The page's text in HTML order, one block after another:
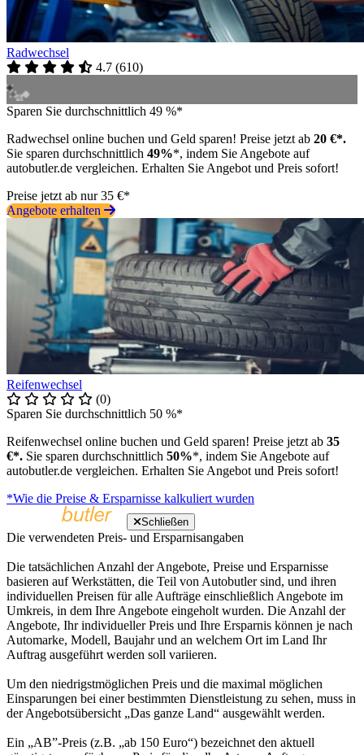
Radwechsel
4.7 (610)
Sparen Sie durchschnittlich 49 %*
Radwechsel online buchen und Geld sparen! Preise jetzt ab 20 €*.
Sie sparen durchschnittlich 49%*, indem Sie Angebote auf
autobutler.de vergleichen. Erhalten Sie Angebot und Preis sofort!
Preise jetzt ab nur 35 €*
Angebote erhalten
Reifenwechsel
(0)
Sparen Sie durchschnittlich 50 %*
Reifenwechsel online buchen und Geld sparen! Preise jetzt ab 35
€*. Sie sparen durchschnittlich 50%*, indem Sie Angebote auf
autobutler.de vergleichen. Erhalten Sie Angebot und Preis sofort!
*Wie die Preise & Ersparnisse kalkuliert wurden
Schließen
Die verwendeten Preis- und Ersparnisangaben
Die tatsächlichen Anzahl der Angebote, Preise und Ersparnisse
basieren auf Werkstätten, die Teil von Autobutler sind, und ihren
individuellen Preisen für alle Aufträge einschließlich Angebote im
Umkreis, in dem Ihre Angebote eingeholt wurden. Die Anzahl der
Angebote, Ihr individueller Preis und Ihre Ersparnis können je nach
Automarke, Modell, Baujahr und an welchem Ort im Land Ihr
Auftrag ausgeführt werden soll variieren.
Um den niedrigstmöglichen Preis und die maximal möglichen
Einsparungen bei einer bestimmten Dienstleistung zu sehen, muss in
der Angebotsübersicht „Das ganze Land“ ausgewählt werden.
Ein „AB”-Preis (z.B. „ab 150 Euro“) bezeichnet den aktuell